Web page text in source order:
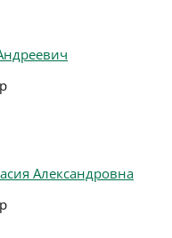
Александровна